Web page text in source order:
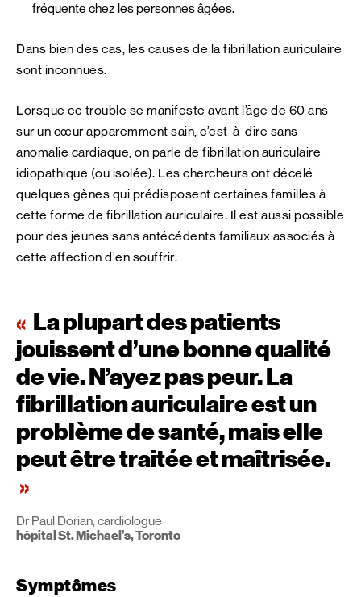
fréquente chez les personnes âgées.
Dans bien des cas, les causes de la fibrillation auriculaire
sont inconnues.
Lorsque ce trouble se manifeste avant l’âge de 60 ans
sur un cœur apparemment sain, c’est-à-dire sans
anomalie cardiaque, on parle de fibrillation auriculaire
idiopathique (ou isolée). Les chercheurs ont décelé
quelques gènes qui prédisposent certaines familles à
cette forme de fibrillation auriculaire. Il est aussi possible
pour des jeunes sans antécédents familiaux associés à
cette affection d’en souffrir.
La plupart des patients
jouissent d’une bonne qualité
de vie. N’ayez pas peur. La
fibrillation auriculaire est un
problème de santé, mais elle
peut être traitée et maîtrisée.
Dr Paul Dorian, cardiologue
hôpital St. Michael’s, Toronto
Symptômes